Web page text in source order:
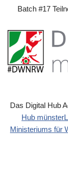
Batch #17
Das Digital Hub
Hub
Ministeriums für